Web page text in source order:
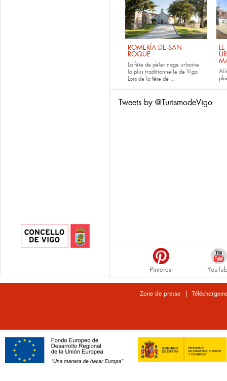
ROMERÍA DE SAN
ROQUE
La fête de pèlerinage urbaine
la plus traditionnelle de Vigo
Lors de la fête de ...
Tweets by @TurismodeVigo
Pinterest
Zone de presse |